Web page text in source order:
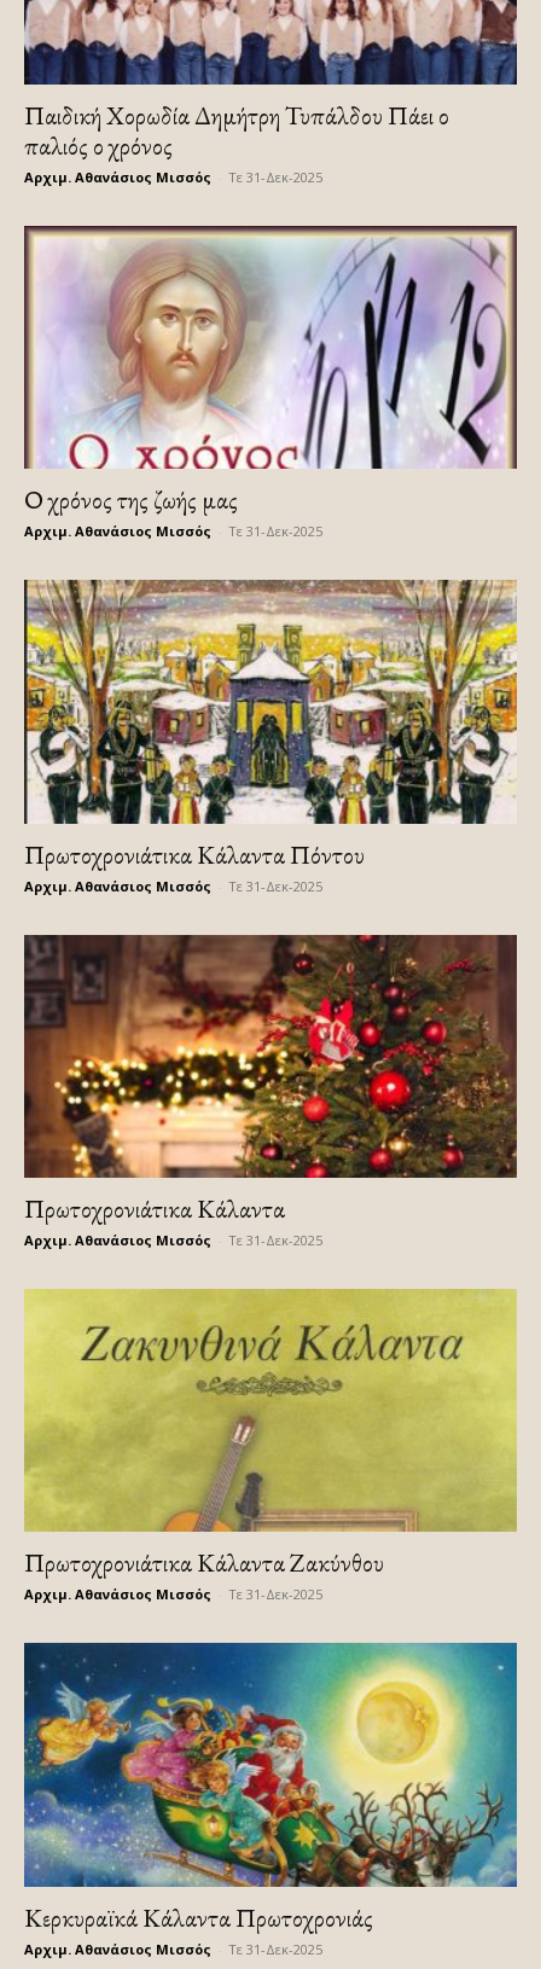
Παιδική Χορωδία Δημήτρη Τυπάλδου Πάει ο
παλιός ο χρόνος
Αρχιμ. Αθανάσιος Μισσός Τε 31-Δεκ-2025
Ο χρόνος της ζωής μας
Αρχιμ. Αθανάσιος Μισσός Τε 31-Δεκ-2025
Πρωτοχρονιάτικα Κάλαντα Πόντου
Αρχιμ. Αθανάσιος Μισσός Τε 31-Δεκ-2025
Πρωτοχρονιάτικα Κάλαντα
Αρχιμ. Αθανάσιος Μισσός Τε 31-Δεκ-2025
Πρωτοχρονιάτικα Κάλαντα Ζακύνθου
Αρχιμ. Αθανάσιος Μισσός Τε 31-Δεκ-2025
Κερκυραϊκά Κάλαντα Πρωτοχρονιάς
Αρχιμ. Αθανάσιος Μισσός Τε 31-Δεκ-2025